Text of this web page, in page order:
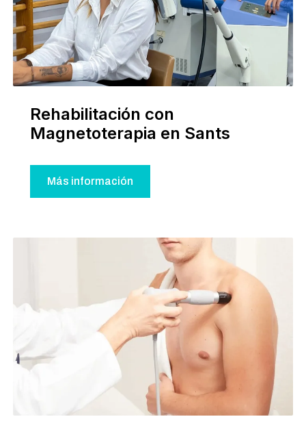
Rehabilitación con
Magnetoterapia en Sants
Más información